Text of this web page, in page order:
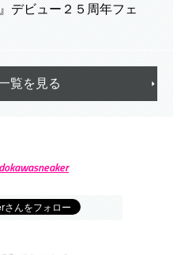
デビュー２５周年フェ
覧を見る